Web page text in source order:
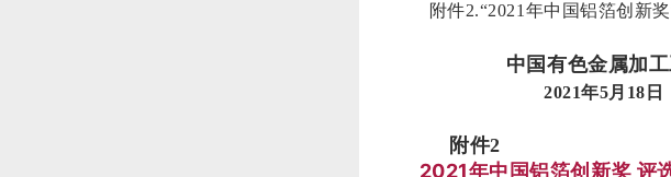
附件2.“2021年中国铝箔创新
中国有色金属加
2021年5月18日
附件2
2021年中国铝箔创新奖 评